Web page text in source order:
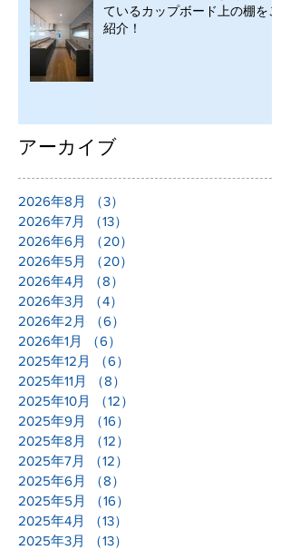
ているカップボード上の棚をご
紹介！
アーカイブ
2026年8月 （3）
2026年7月
（13）
2026年6月
（20）
2026年5月
（20）
2026年4月
（8）
2026年3月
（4）
2026年2月
（6）
2026年1月
（6）
2025年12月
（6）
2025年11月
（8）
2025年10月
（12）
2025年9月
（16）
2025年8月
（12）
2025年7月
（12）
2025年6月
（8）
2025年5月
（16）
2025年4月
（13）
2025年3月
（13）